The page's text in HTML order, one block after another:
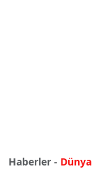
Haberler - Dünya